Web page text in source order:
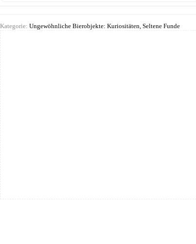
Kategorie: Ungewöhnliche Bierobjekte: Kuriositäten, Seltene Funde